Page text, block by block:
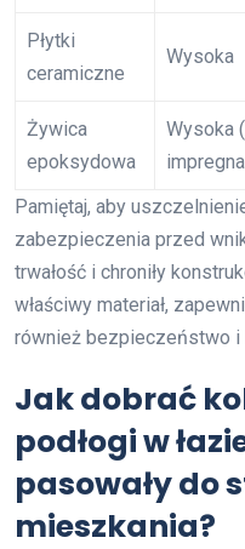
Płytki
ceramiczne
Wysoka
Żywica
epoksydowa
Wysoka
Pamiętaj, aby
zabezpieczenia przed
trwałość i chroniły
właściwy materiał,
również bezpieczeństwo i
Jak dobrać
podłogi w
pasowały do
mieszkania?